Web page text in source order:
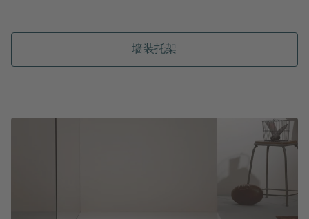
墙装托架